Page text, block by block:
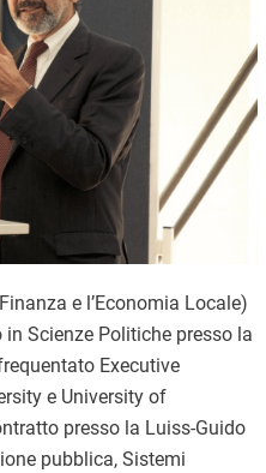
e l’Economia Locale)
in Scienze Politiche presso la
Executive
e University of
presso la Luiss-Guido
pubblica, Sistemi